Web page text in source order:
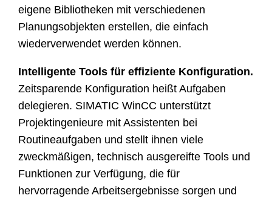
eigene Bibliotheken mit verschiedenen
Planungsobjekten erstellen, die einfach
wiederverwendet werden können.
Intelligente Tools für effiziente Konfiguration.
Zeitsparende Konfiguration heißt Aufgaben
delegieren. SIMATIC WinCC unterstützt
Projektingenieure mit Assistenten bei
Routineaufgaben und stellt ihnen viele
zweckmäßigen, technisch ausgereifte Tools und
Funktionen zur Verfügung, die für
hervorragende Arbeitsergebnisse sorgen und